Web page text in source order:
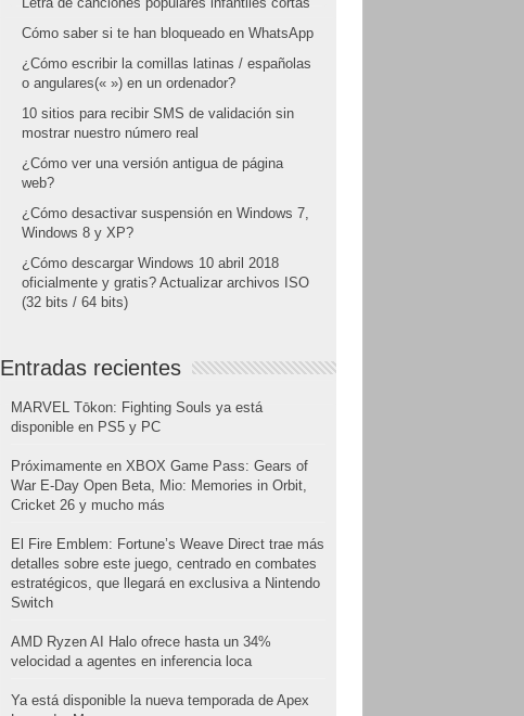
Cómo saber si te han bloqueado en WhatsApp
¿Cómo escribir la comillas latinas / españolas
o angulares(« ») en un ordenador?
10 sitios para recibir SMS de validación sin
mostrar nuestro número real
¿Cómo ver una versión antigua de página
web?
¿Cómo desactivar suspensión en Windows 7,
Windows 8 y XP?
¿Cómo descargar Windows 10 abril 2018
oficialmente y gratis? Actualizar archivos ISO
(32 bits / 64 bits)
Entradas recientes
MARVEL Tōkon: Fighting Souls ya está
disponible en PS5 y PC
Próximamente en XBOX Game Pass: Gears of
War E-Day Open Beta, Mio: Memories in Orbit,
Cricket 26 y mucho más
El Fire Emblem: Fortune’s Weave Direct trae más
detalles sobre este juego, centrado en combates
estratégicos, que llegará en exclusiva a Nintendo
Switch
AMD Ryzen AI Halo ofrece hasta un 34%
velocidad a agentes en inferencia loca
Ya está disponible la nueva temporada de Apex